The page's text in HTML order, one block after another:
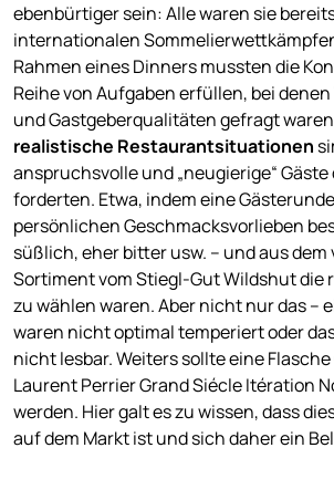
ebenbürtiger sein: Alle waren sie
internationalen
Rahmen eines Dinners mussten die
Reihe von Aufgaben erfüllen, bei
und Gastgeberqualitäten gefragt
realistische Restaurantsituationen
anspruchsvolle und „neugierige“
forderten. Etwa, indem eine Gästerunde
persönlichen Geschmacksvorlieben
süßlich, eher bitter usw. – und aus
Sortiment vom Stiegl-Gut Wildshut die
zu wählen waren. Aber nicht nur das –
waren nicht optimal temperiert oder
nicht lesbar. Weiters sollte eine Flasche
Laurent Perrier Grand Siécle Itération
werden. Hier galt es zu wissen, dass
auf dem Markt ist und sich daher ein